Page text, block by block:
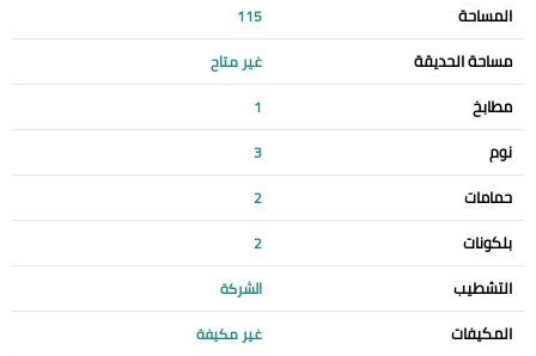
المساحة 115
مساحة الحديقة غير متاح
مطابخ 1
نوم 3
حمامات 2
بلكونات 2
التشطيب الشركة
المكيفات غير مكيفة